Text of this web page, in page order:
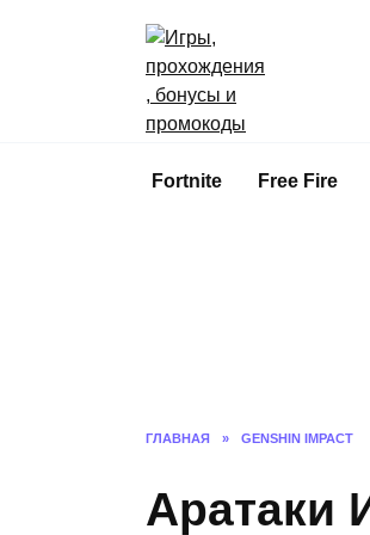
Fortnite Free Fire
ГЛАВНАЯ » GENSHIN IMPACT
Аратаки